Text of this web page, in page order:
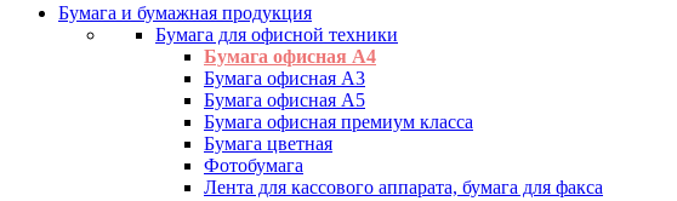
Бумага и бумажная продукция
Бумага для офисной техники
Бумага офисная А4
Бумага офисная А3
Бумага офисная А5
Бумага офисная премиум класса
Бумага цветная
Фотобумага
Лента для кассового аппарата, бумага для факса